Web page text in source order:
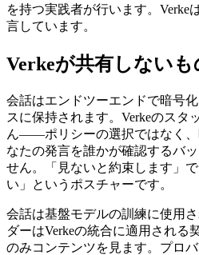
を持つ実践者が行います。Verke
言しています。
Verkeが共有しないも
会話はエンドツーエンドで暗号
スに保持されます。Verkeのスタ
ん——ポリシーの選択ではなく
なたの発言を誰かが確認するバ
せん。「見ないと約束します」
い」というポスチャーです。
会話は基盤モデルの訓練に使用
ダーはVerkeの統合に適用される
のみコンテンツを見ます。プロ